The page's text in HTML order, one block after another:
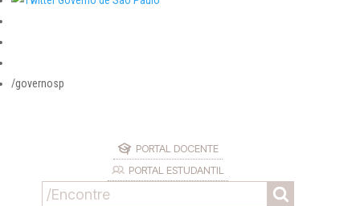
/governosp
PORTAL DOCENTE
PORTAL ESTUDANTIL